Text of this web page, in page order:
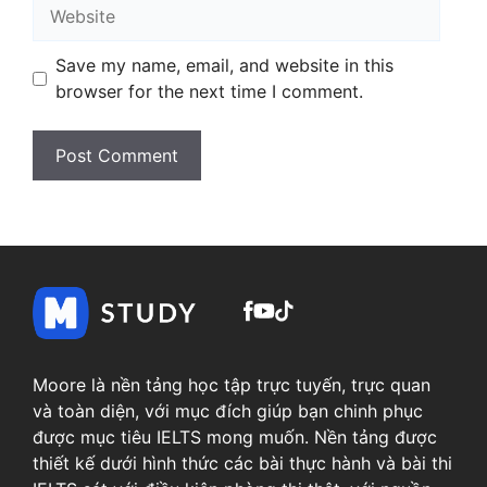
Save my name, email, and website in this
browser for the next time I comment.
Moore là nền tảng học tập trực tuyến, trực quan
và toàn diện, với mục đích giúp bạn chinh phục
được mục tiêu IELTS mong muốn. Nền tảng được
thiết kế dưới hình thức các bài thực hành và bài thi